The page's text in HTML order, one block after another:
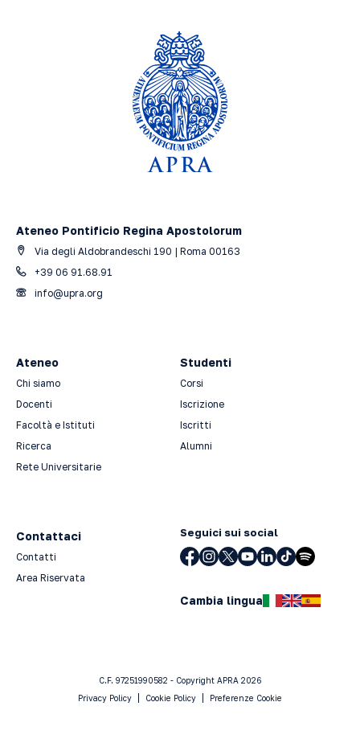
Ateneo Pontificio Regina Apostolorum
Via degli Aldobrandeschi 190 | Roma 00163
+39 06 91.68.91
info@upra.org
Ateneo
Chi siamo
Docenti
Facoltà e Istituti
Ricerca
Rete Universitarie
Studenti
Corsi
Iscrizione
Iscritti
Alumni
Contattaci
Contatti
Area Riservata
Seguici sui social
Cambia lingua
C.F. 97251990582 - Copyright APRA 2026
Privacy Policy
Cookie Policy Preferenze Cookie